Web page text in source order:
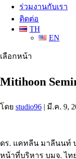
ร่วมงานกับเรา
ติดต่อ
TH
EN
เลือกหน้า
Mitihoon
โดย studio96 | มี.ค. 9,
ดร. แคทลีน มาลีนนท์
หน้าที่บริหาร บมจ. ไทย